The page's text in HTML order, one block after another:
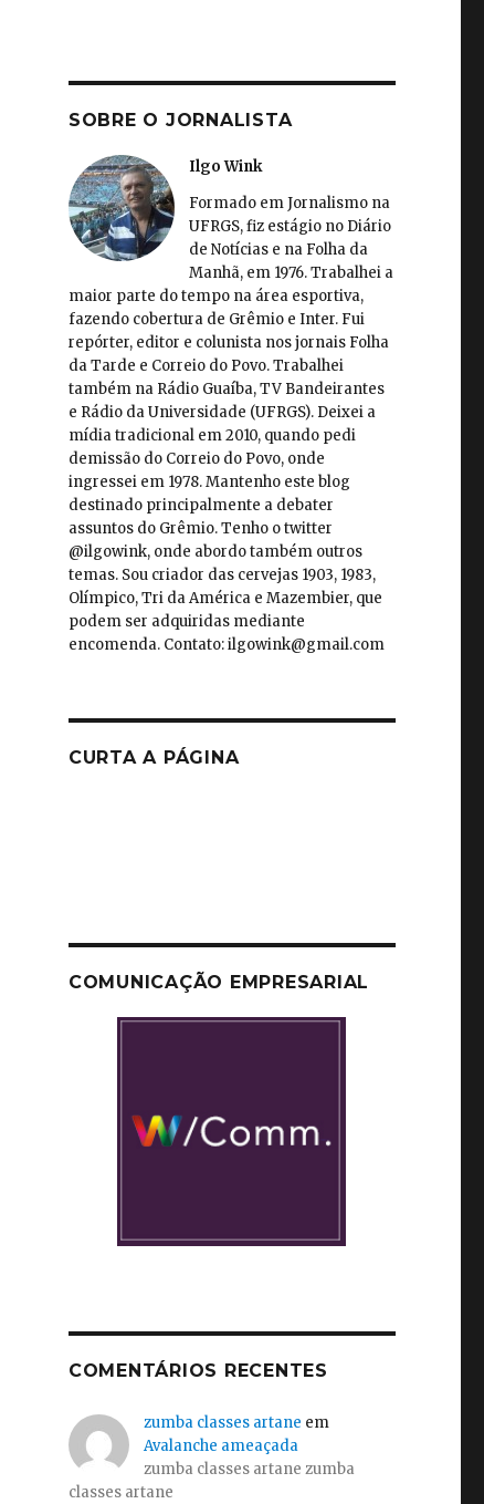
SOBRE O JORNALISTA
Ilgo Wink
Formado em Jornalismo na
UFRGS, fiz estágio no Diário
de Notícias e na Folha da
Manhã, em 1976. Trabalhei a
maior parte do tempo na área esportiva,
fazendo cobertura de Grêmio e Inter. Fui
repórter, editor e colunista nos jornais Folha
da Tarde e Correio do Povo. Trabalhei
também na Rádio Guaíba, TV Bandeirantes
e Rádio da Universidade (UFRGS). Deixei a
mídia tradicional em 2010, quando pedi
demissão do Correio do Povo, onde
ingressei em 1978. Mantenho este blog
destinado principalmente a debater
assuntos do Grêmio. Tenho o twitter
@ilgowink, onde abordo também outros
temas. Sou criador das cervejas 1903, 1983,
Olímpico, Tri da América e Mazembier, que
podem ser adquiridas mediante
encomenda. Contato: ilgowink@gmail.com
CURTA A PÁGINA
COMUNICAÇÃO EMPRESARIAL
COMENTÁRIOS RECENTES
zumba classes artane em
Avalanche ameaçada
zumba classes artane zumba
classes artane